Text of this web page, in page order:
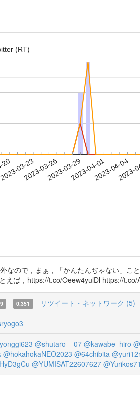
(RT)
03-23
2023-03-262023-03-292023-04-012023-04-04
なので，まぁ，「かんたんぢゃない」
えば，https://t.co/Oeew4yulDl https://t.co/
0.351 リツイート・ネットワーク (5)
@shutaro__07 @kawabe_hiro
@hokahokaNEO2023 @64chibita
@YUMISAT22607627